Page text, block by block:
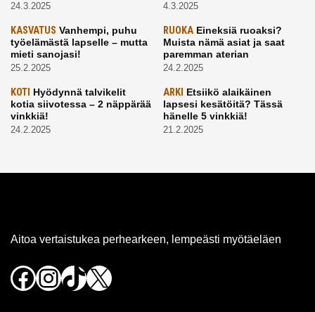
24.3.2025 4.3.2025
KASVATUS Vanhempi, puhu
työelämästä lapselle – mutta
mieti sanojasi!
25.2.2025
RUOKAEineksiä ruoaksi?
Muista nämä asiat ja saat
paremman aterian
24.2.2025
KOTI Hyödynnä talvikelit
kotia siivotessa – 2 näppärää
vinkkiä!
24.2.2025
ARKI Etsiikö alaikäinen
lapsesi kesätöitä? Tässä
hänelle 5 vinkkiä!
21.2.2025
Aitoa vertaistukea perhearkeen, lempeästi myötäeläen
Facebook
Instagram
TikTok
X